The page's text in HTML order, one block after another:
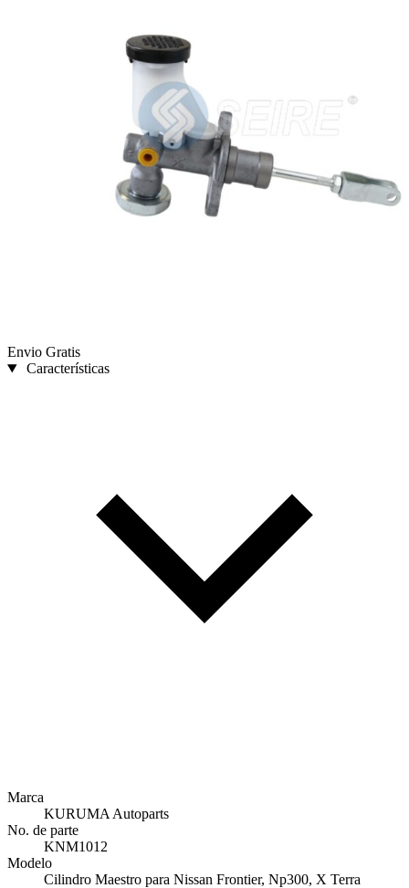
Envio Gratis
Características
Marca
KURUMA Autoparts
No. de parte
KNM1012
Modelo
Cilindro Maestro para Nissan Frontier, Np300, X Terra